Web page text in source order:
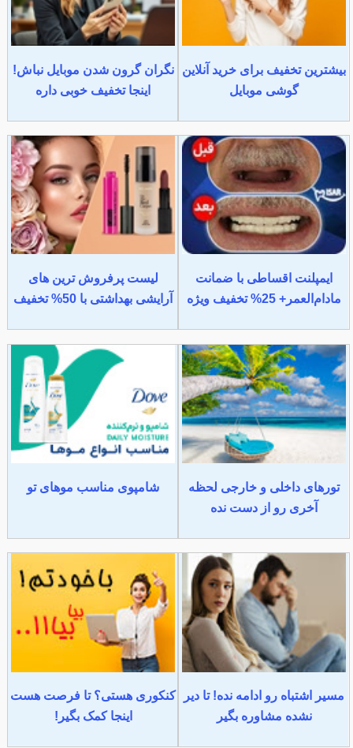
بیشترین تخفیف برای خرید آنلاین
گوشی موبایل
نگران گرون شدن موبایل نباش!
اینجا تخفیف خوبی داره
ایمپلنت اقساطی با ضمانت
مادام‌العمر+ 25% تخفیف ویژه
لیست پرفروش ترین های
آرایشی بهداشتی با 50% تخفیف
تورهای داخلی و خارجی لحظه
آخری رو از دست نده
شامپوی مناسب موهای تو
مسیر اشتباه رو ادامه نده! تا دیر
نشده مشاوره بگیر
کنکوری هستی؟ تا فرصت هست
اینجا کمک بگیر!